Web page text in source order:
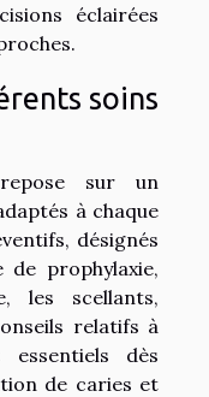
éclairées
soins
sur un
à chaque
désignés
prophylaxie,
les scellants,
relatifs à
essentiels dès
de caries et